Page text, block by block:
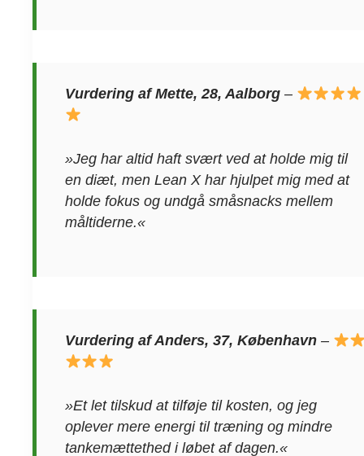
Vurdering af Mette, 28, Aalborg –
»Jeg har altid haft svært ved at holde mig til
en diæt, men Lean X har hjulpet mig med at
holde fokus og undgå småsnacks mellem
måltiderne.«
Vurdering af Anders, 37, København –
»Et let tilskud at tilføje til kosten, og jeg
oplever mere energi til træning og mindre
tankemættethed i løbet af dagen.«